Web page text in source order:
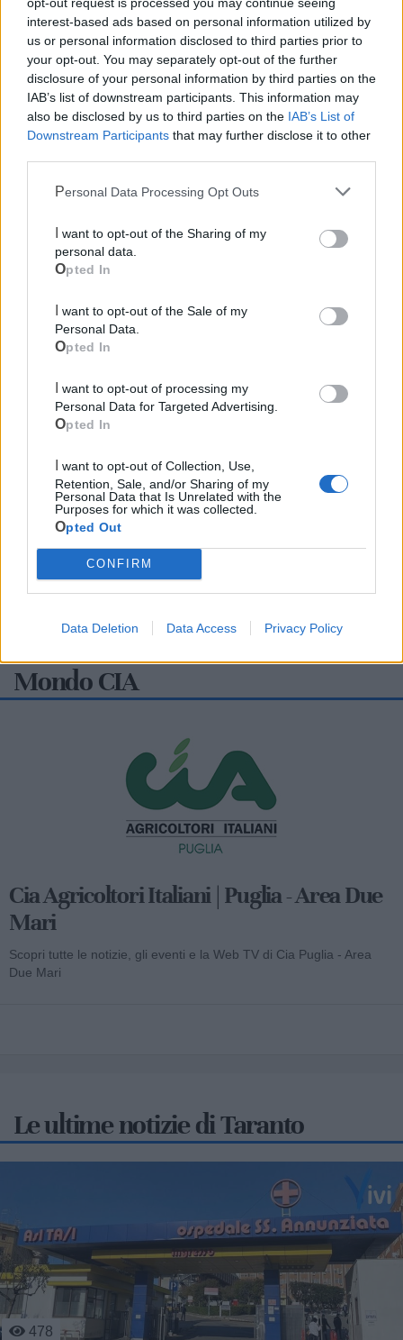
interest-based ads based on personal information utilized by
us or personal information disclosed to third parties prior to
your opt-out. You may separately opt-out of the further
disclosure of your personal information by third parties on the
IAB’s list of downstream participants. This information may
also be disclosed by us to third parties on the IAB’s List of
Downstream Participants that may further disclose it to other
Personal Data Processing Opt Outs
personal data.
Opted In
Personal Data.
Opted In
Personal Data for Targeted Advertising.
Opted In
Retention, Sale, and/or Sharing of my
Personal Data that Is Unrelated with the
Purposes for which it was collected.
Opted Out
CONFIRM
Data Deletion Data Access Privacy Policy
interpretato il tema di “Klyma scolastico”, ricevendo un
regalo in tema di mobilità sostenibile.
Promosso e sostenuto da Kyma Mobilità, “Klyma
scolastico” è un progetto dell’agenzia Posizioni Note di
Leandra Attanasio in collaborazione con il centro
Le notizie del giorno sul tuo smartphone
città direttamente sul tuo smartphone. Scarica Telegram
clicca qui
Mondo CIA
Cia Agricoltori Italiani | Puglia - Area Due
Mari
Scopri tutte le notizie, gli eventi e la Web TV di Cia Puglia - Area
Due Mari
Le ultime notizie di Taranto
529